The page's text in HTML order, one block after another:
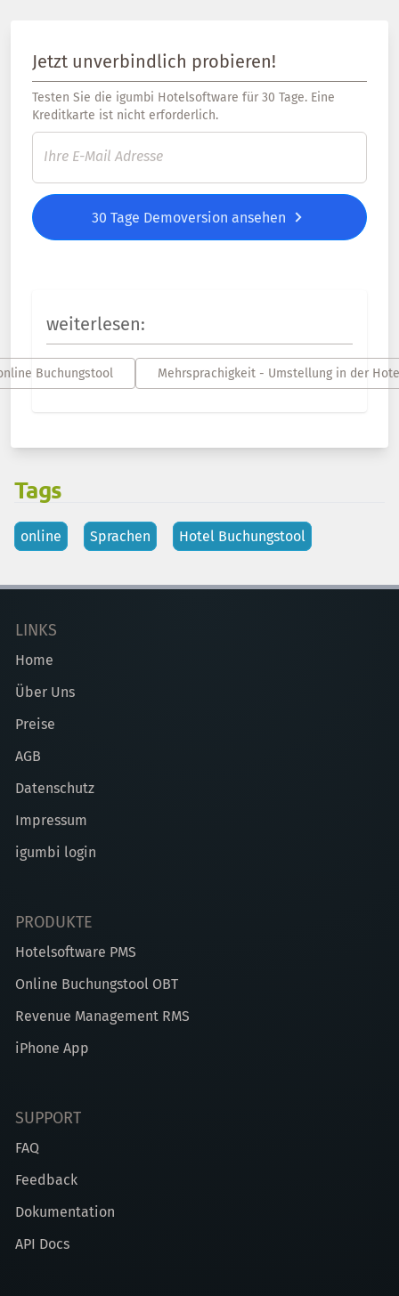
Jetzt unverbindlich probieren!
Testen Sie die igumbi Hotelsoftware für 30 Tage. Eine
Kreditkarte ist nicht erforderlich.
30 Tage Demoversion ansehen
weiterlesen:
Buchungstool Mehrsprachigkeit - Umstellung in der
Tags
online Sprachen Hotel Buchungstool
LINKS
Home
Über Uns
Preise
AGB
Datenschutz
Impressum
igumbi login
PRODUKTE
Hotelsoftware PMS
Online Buchungstool OBT
Revenue Management RMS
iPhone App
SUPPORT
FAQ
Feedback
Dokumentation
API Docs